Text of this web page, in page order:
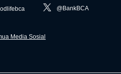
@BankBCA
Media Sosial